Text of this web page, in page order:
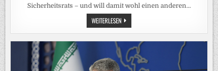
Sicherheitsrats – und will damit wohl einen anderen…
WEITERLESEN IRANS
SICHERHEITSRAT:
WER
NEUE
MANN
IM